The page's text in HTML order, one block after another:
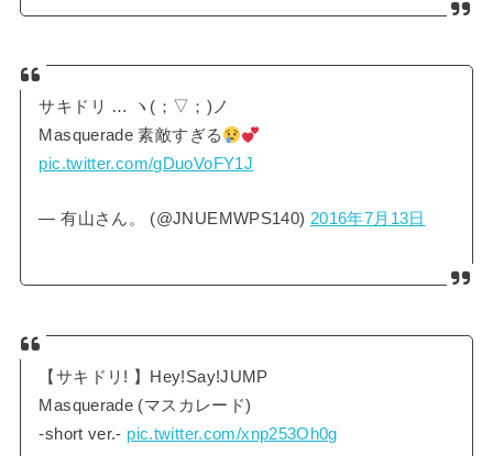
サキドリ … ヽ(；▽；)ノ
Masquerade 素敵すぎる
pic.twitter.com/gDuoVoFY1J
— 有山さん。 (@JNUEMWPS140) 2016年7月13日
【サキドリ! 】Hey!Say!JUMP
Masquerade (マスカレード)
-short ver.- pic.twitter.com/xnp253Oh0g